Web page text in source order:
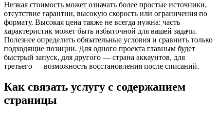
Низкая стоимость может означать более простые источники,
отсутствие гарантии, высокую скорость или ограничения по
формату. Высокая цена также не всегда нужна: часть
характеристик может быть избыточной для вашей задачи.
Полезнее определить обязательные условия и сравнить только
подходящие позиции. Для одного проекта главным будет
быстрый запуск, для другого — страна аккаунтов, для
третьего — возможность восстановления после списаний.
Как связать услугу с содержанием
страницы